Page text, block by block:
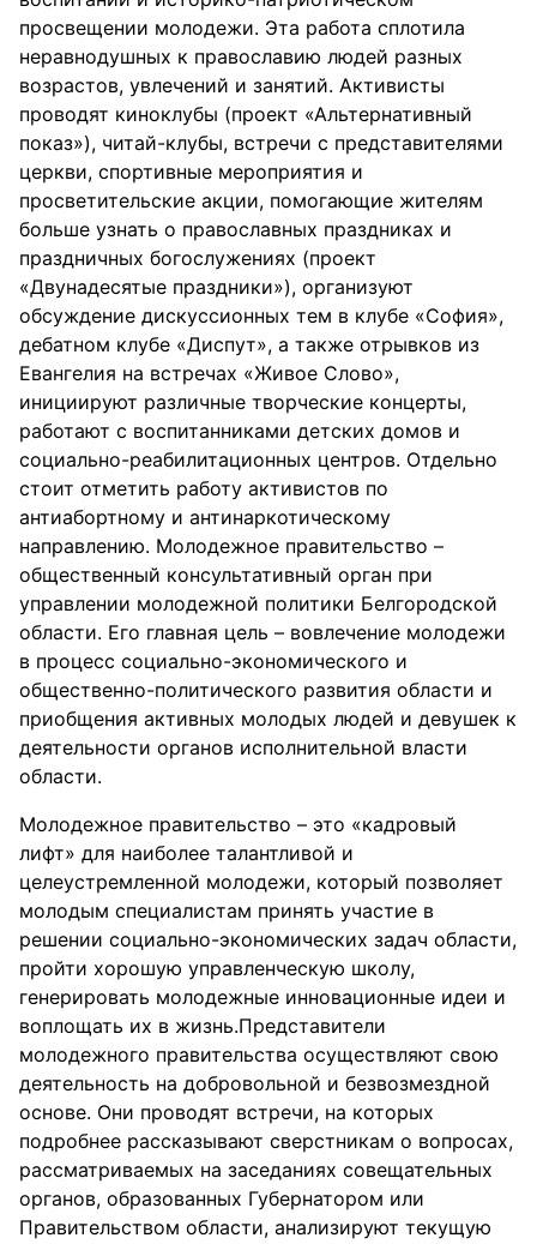
просвещении молодежи. Эта работа сплотила
неравнодушных к православию людей разных
возрастов, увлечений и занятий. Активисты
проводят киноклубы (проект «Альтернативный
показ»), читай-клубы, встречи с представителями
церкви, спортивные мероприятия и
просветительские акции, помогающие жителям
больше узнать о православных праздниках и
праздничных богослужениях (проект
«Двунадесятые праздники»), организуют
обсуждение дискуссионных тем в клубе «София»,
дебатном клубе «Диспут», а также отрывков из
Евангелия на встречах «Живое Слово»,
инициируют различные творческие концерты,
работают с воспитанниками детских домов и
социально-реабилитационных центров. Отдельно
стоит отметить работу активистов по
антиабортному и антинаркотическому
направлению. Молодежное правительство –
общественный консультативный орган при
управлении молодежной политики Белгородской
области. Его главная цель – вовлечение молодежи
в процесс социально-экономического и
общественно-политического развития области и
приобщения активных молодых людей и девушек к
деятельности органов исполнительной власти
области.
Молодежное правительство – это «кадровый
лифт» для наиболее талантливой и
целеустремленной молодежи, который позволяет
молодым специалистам принять участие в
решении социально-экономических задач области,
пройти хорошую управленческую школу,
генерировать молодежные инновационные идеи и
воплощать их в жизнь.Представители
молодежного правительства осуществляют свою
деятельность на добровольной и безвозмездной
основе. Они проводят встречи, на которых
подробнее рассказывают сверстникам о вопросах,
рассматриваемых на заседаниях совещательных
органов, образованных Губернатором или
Правительством области, анализируют текущую